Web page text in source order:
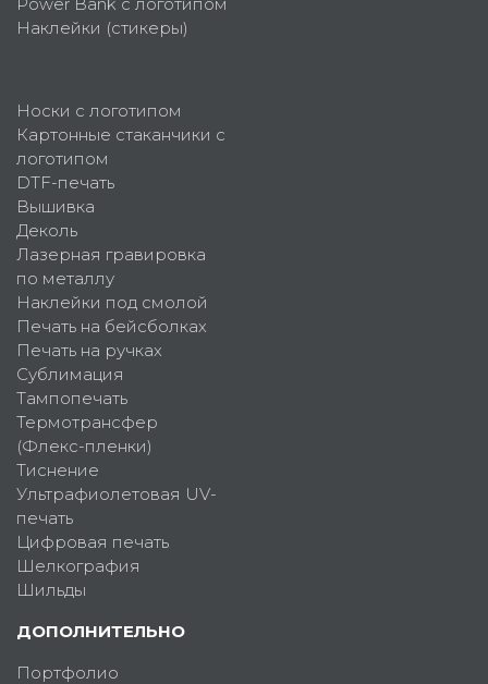
Наклейки (стикеры)
Носки с логотипом
Картонные стаканчики с
логотипом
DTF-печать
Вышивка
Деколь
Лазерная гравировка
по металлу
Наклейки под смолой
Печать на бейсболках
Печать на ручках
Сублимация
Тампопечать
Термотрансфер
(Флекс-пленки)
Тиснение
Ультрафиолетовая UV-
печать
Цифровая печать
Шелкография
Шильды
ДОПОЛНИТЕЛЬНО
Портфолио